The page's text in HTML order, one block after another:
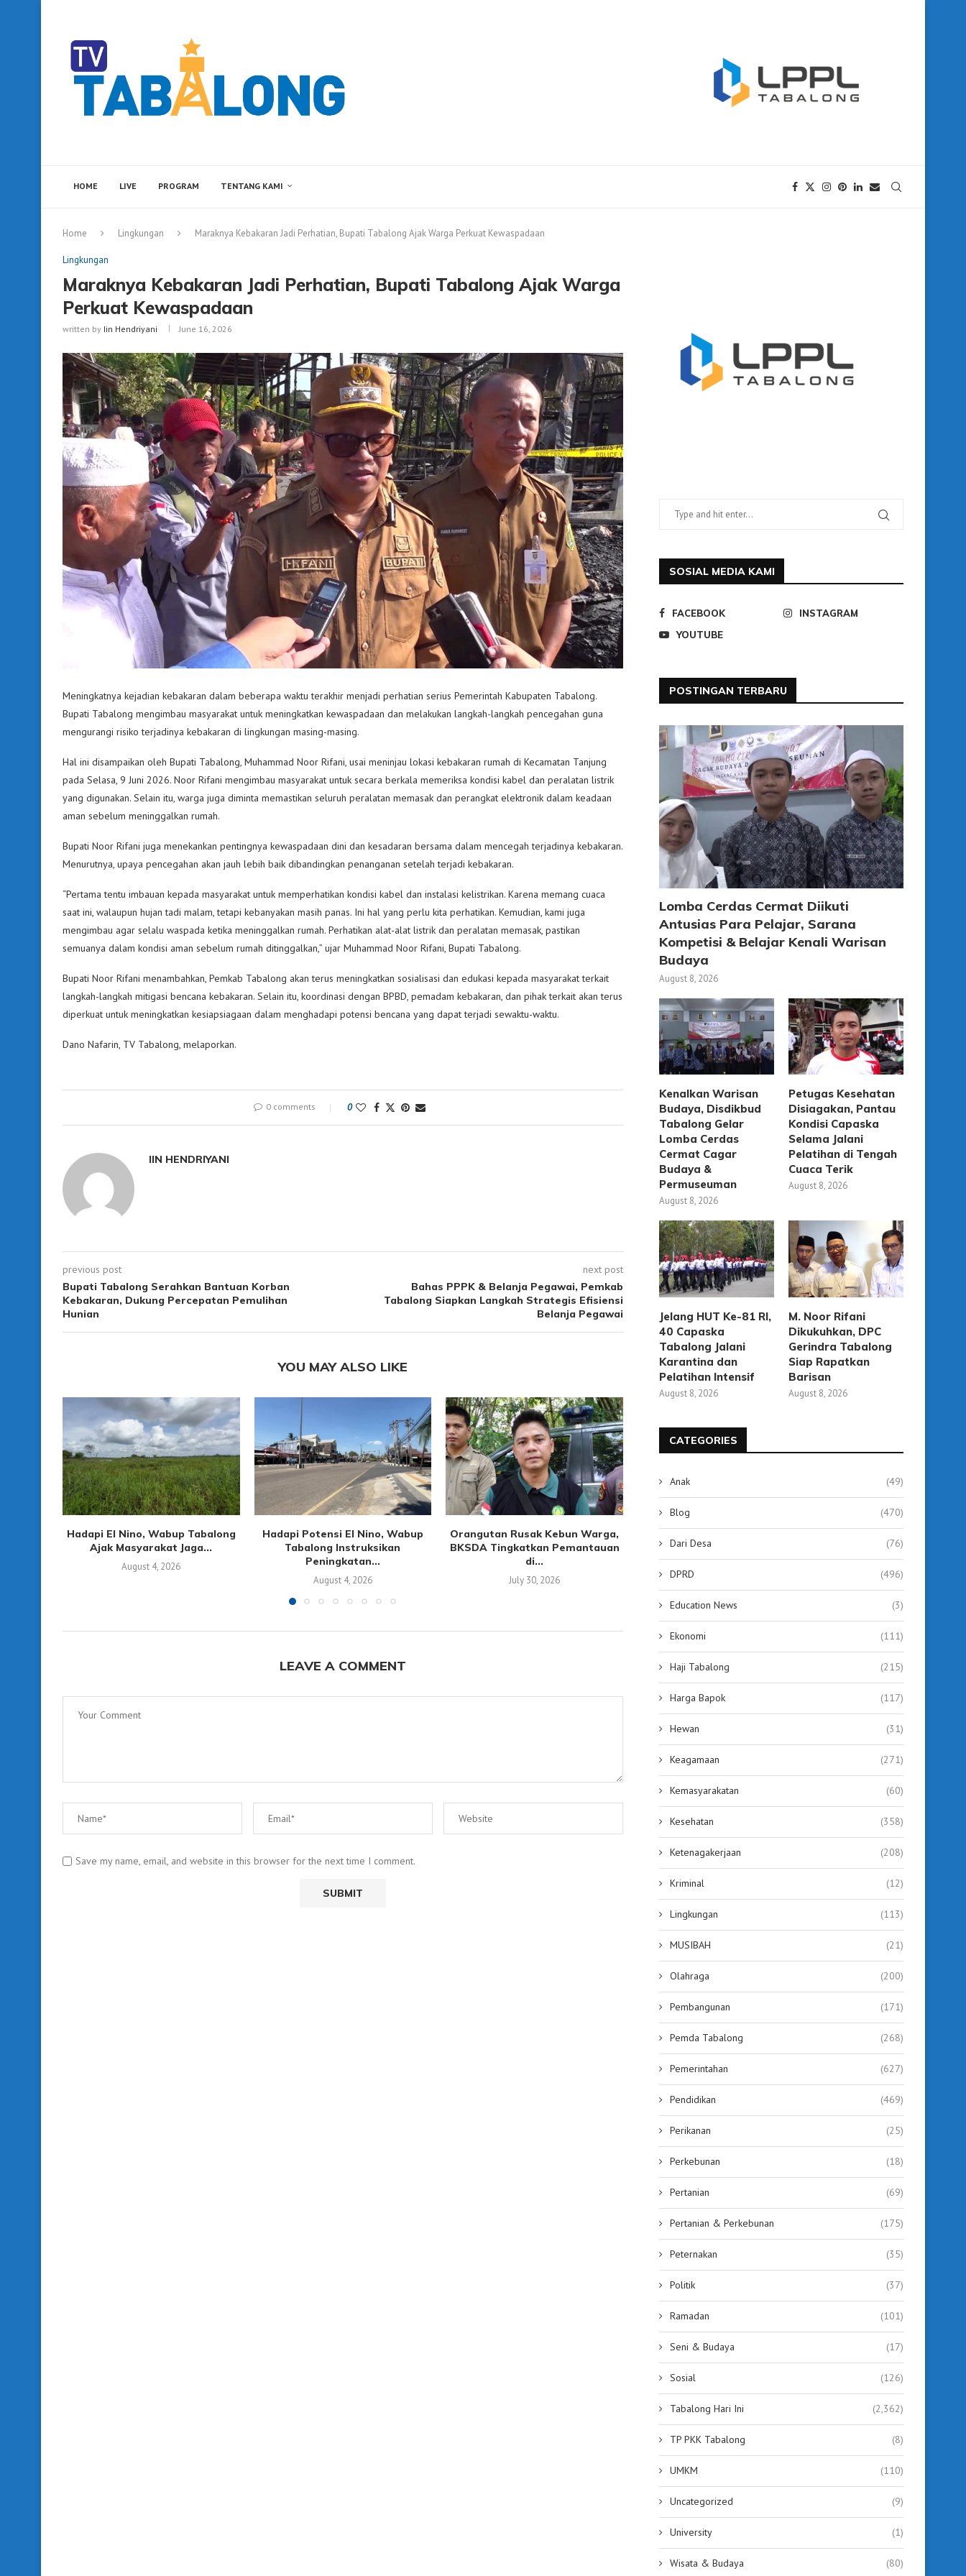
HOME LIVE PROGRAM TENTANG KAMI
Home Lingkungan Maraknya Kebakaran Jadi Perhatian, Bupati Tabalong Ajak Warga Perkuat Kewaspadaan
Lingkungan
Maraknya Kebakaran Jadi Perhatian, Bupati Tabalong Ajak Warga
Perkuat Kewaspadaan
written by Iin Hendriyani June 16, 2026
Meningkatnya kejadian kebakaran dalam beberapa waktu terakhir menjadi perhatian serius Pemerintah Kabupaten Tabalong.
Bupati Tabalong mengimbau masyarakat untuk meningkatkan kewaspadaan dan melakukan langkah-langkah pencegahan guna
mengurangi risiko terjadinya kebakaran di lingkungan masing-masing.
Hal ini disampaikan oleh Bupati Tabalong, Muhammad Noor Rifani, usai meninjau lokasi kebakaran rumah di Kecamatan Tanjung
pada Selasa, 9 Juni 2026. Noor Rifani mengimbau masyarakat untuk secara berkala memeriksa kondisi kabel dan peralatan listrik
yang digunakan. Selain itu, warga juga diminta memastikan seluruh peralatan memasak dan perangkat elektronik dalam keadaan
aman sebelum meninggalkan rumah.
Bupati Noor Rifani juga menekankan pentingnya kewaspadaan dini dan kesadaran bersama dalam mencegah terjadinya kebakaran.
Menurutnya, upaya pencegahan akan jauh lebih baik dibandingkan penanganan setelah terjadi kebakaran.
“Pertama tentu imbauan kepada masyarakat untuk memperhatikan kondisi kabel dan instalasi kelistrikan. Karena memang cuaca
saat ini, walaupun hujan tadi malam, tetapi kebanyakan masih panas. Ini hal yang perlu kita perhatikan. Kemudian, kami juga
mengimbau agar selalu waspada ketika meninggalkan rumah. Perhatikan alat-alat listrik dan peralatan memasak, pastikan
semuanya dalam kondisi aman sebelum rumah ditinggalkan,” ujar Muhammad Noor Rifani, Bupati Tabalong.
Bupati Noor Rifani menambahkan, Pemkab Tabalong akan terus meningkatkan sosialisasi dan edukasi kepada masyarakat terkait
langkah-langkah mitigasi bencana kebakaran. Selain itu, koordinasi dengan BPBD, pemadam kebakaran, dan pihak terkait akan terus
diperkuat untuk meningkatkan kesiapsiagaan dalam menghadapi potensi bencana yang dapat terjadi sewaktu-waktu.
Dano Nafarin, TV Tabalong, melaporkan.
0 comments 0
IIN HENDRIYANI
previous post
Bupati Tabalong Serahkan Bantuan Korban
Kebakaran, Dukung Percepatan Pemulihan
Hunian
next post
Bahas PPPK & Belanja Pegawai, Pemkab
Tabalong Siapkan Langkah Strategis Efisiensi
Belanja Pegawai
YOU MAY ALSO LIKE
Hadapi El Nino, Wabup Tabalong
Ajak Masyarakat Jaga...
August 4, 2026
Hadapi Potensi El Nino, Wabup
Tabalong Instruksikan
Peningkatan...
August 4, 2026
Orangutan Rusak Kebun Warga,
BKSDA Tingkatkan Pemantauan
di...
July 30, 2026
Tabalong Salurkan Air Bersih...
Ancaman Kebakaran
Gambut di...
July 25, 2026
LEAVE A COMMENT
Save my name, email, and website in this browser for the next time I comment.
SOSIAL MEDIA KAMI
FACEBOOK
INSTAGRAM
YOUTUBE
POSTINGAN TERBARU
Lomba Cerdas Cermat Diikuti
Antusias Para Pelajar, Sarana
Kompetisi & Belajar Kenali Warisan
Budaya
August 8, 2026
Kenalkan Warisan
Budaya, Disdikbud
Tabalong Gelar
Lomba Cerdas
Cermat Cagar
Budaya &
Permuseuman
August 8, 2026
Petugas Kesehatan
Disiagakan, Pantau
Kondisi Capaska
Selama Jalani
Pelatihan di Tengah
Cuaca Terik
August 8, 2026
Jelang HUT Ke-81 RI,
40 Capaska
Tabalong Jalani
Karantina dan
Pelatihan Intensif
August 8, 2026
M. Noor Rifani
Dikukuhkan, DPC
Gerindra Tabalong
Siap Rapatkan
Barisan
August 8, 2026
CATEGORIES
Anak (49)
Blog (470)
Dari Desa (76)
DPRD (496)
Education News (3)
Ekonomi (111)
Haji Tabalong (215)
Harga Bapok (117)
Hewan (31)
Keagamaan (271)
Kemasyarakatan (60)
Kesehatan (358)
Ketenagakerjaan (208)
Kriminal (12)
Lingkungan (113)
MUSIBAH (21)
Olahraga (200)
Pembangunan (171)
Pemda Tabalong (268)
Pemerintahan (627)
Pendidikan (469)
Perikanan (25)
Perkebunan (18)
Pertanian (69)
Pertanian & Perkebunan (175)
Peternakan (35)
Politik (37)
Ramadan (101)
Seni & Budaya (17)
Sosial (126)
Tabalong Hari Ini (2,362)
TP PKK Tabalong (8)
UMKM (110)
Uncategorized (9)
University (1)
Wisata & Budaya (80)